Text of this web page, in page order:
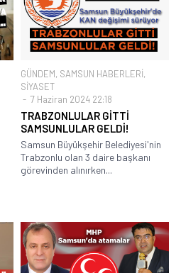
GÜNDEM, SAMSUN HABERLERİ,
SİYASET
7 Haziran 2024 22:18
TRABZONLULAR GİTTİ
SAMSUNLULAR GELDİ!
Samsun Büyükşehir Belediyesi'nin
Trabzonlu olan 3 daire başkanı
görevinden alınırken...